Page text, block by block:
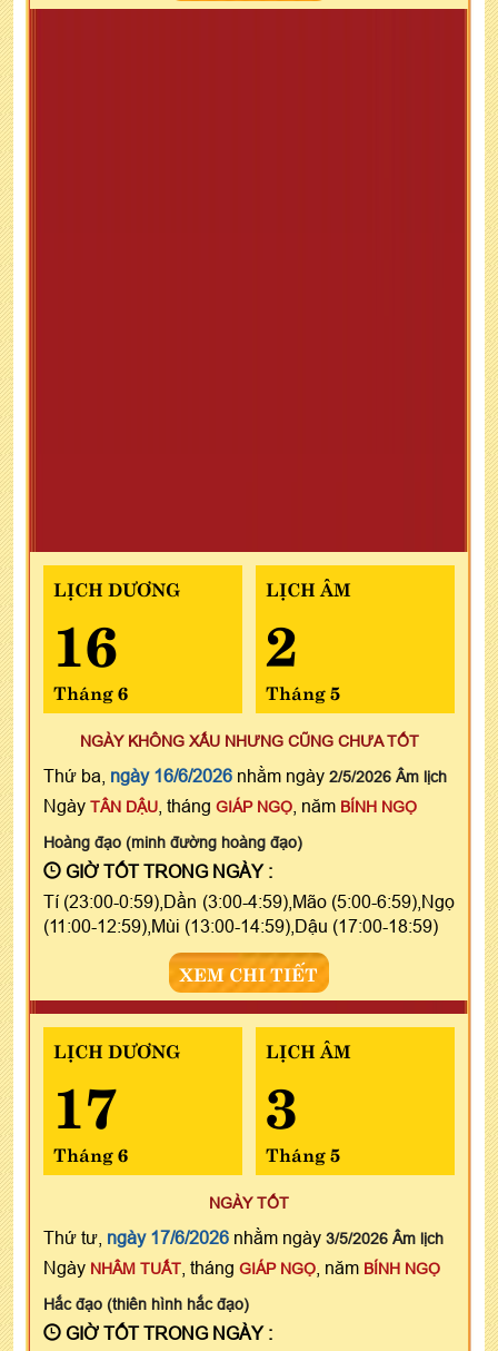
LỊCH DƯƠNG
16
Tháng 6
LỊCH ÂM
2
Tháng 5
NGÀY KHÔNG XẤU NHƯNG CŨNG CHƯA TỐT
Thứ ba, ngày 16/6/2026 nhằm ngày 2/5/2026 Âm lịch
Ngày TÂN DẬU , tháng GIÁP NGỌ , năm BÍNH NGỌ
Hoàng đạo (minh đường hoàng đạo)
GIỜ TỐT TRONG NGÀY :
Tí (23:00-0:59),Dần (3:00-4:59),Mão (5:00-6:59),Ngọ
(11:00-12:59),Mùi (13:00-14:59),Dậu (17:00-18:59)
XEM CHI TIẾT
LỊCH DƯƠNG
17
Tháng 6
LỊCH ÂM
3
Tháng 5
NGÀY TỐT
Thứ tư, ngày 17/6/2026 nhằm ngày 3/5/2026 Âm lịch
Ngày NHÂM TUẤT , tháng GIÁP NGỌ , năm BÍNH NGỌ
Hắc đạo (thiên hình hắc đạo)
GIỜ TỐT TRONG NGÀY :